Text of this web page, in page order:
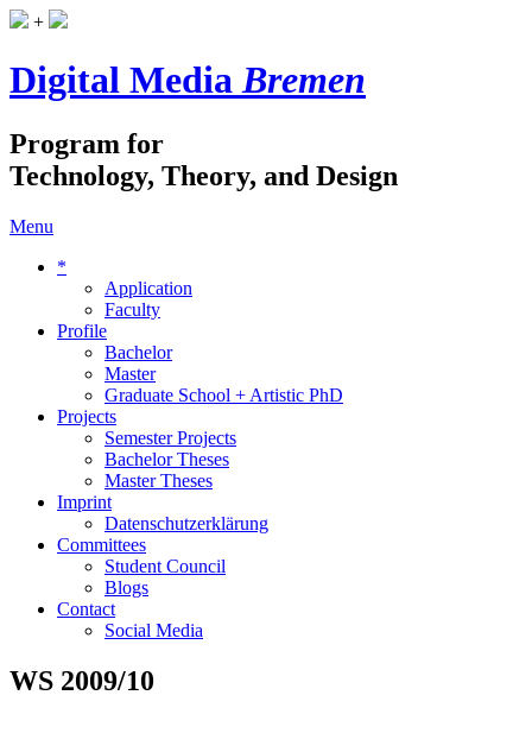
+
Digital MediaBremen
Program for
Technology, Theory, and Design
Menu
*
Application
Faculty
Profile
Bachelor
Master
Graduate School + Artistic PhD
Projects
Semester Projects
Bachelor Theses
Master Theses
Imprint
Datenschutzerklärung
Committees
Student Council
Blogs
Contact
Social Media
WS 2009/10